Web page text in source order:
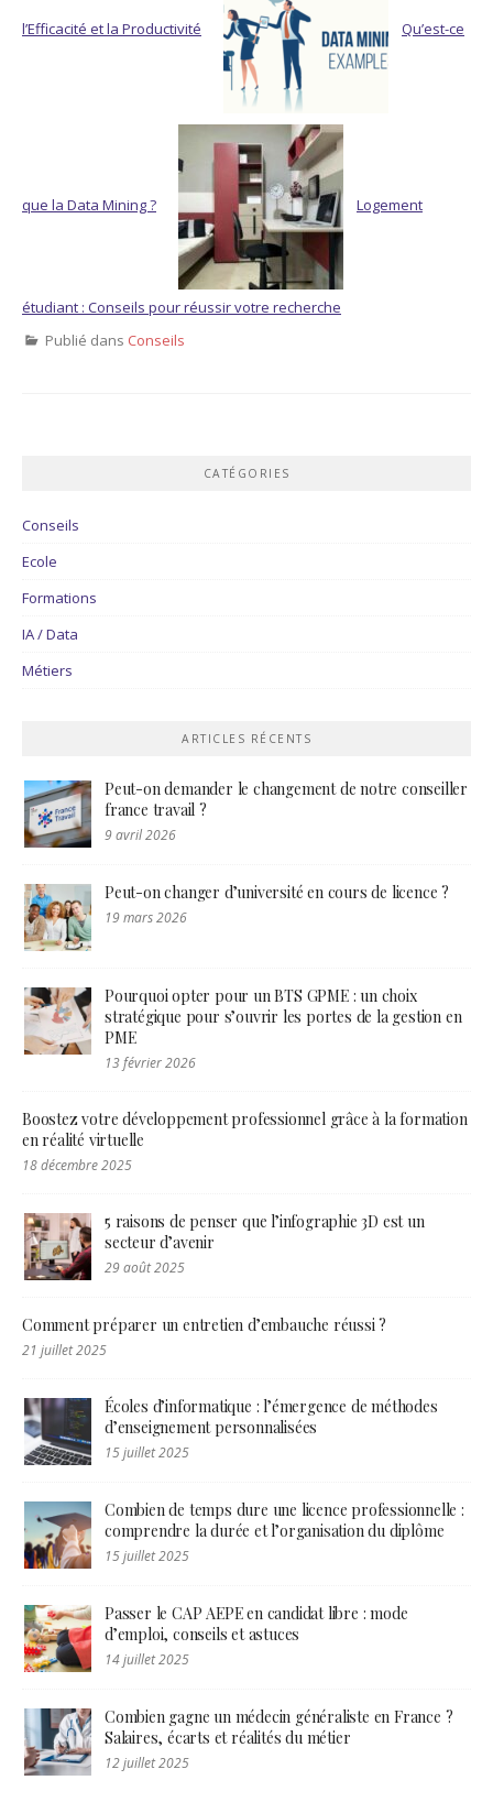
l’Efficacité et la Productivité Qu’est-ce
que la Data Mining ? Logement
étudiant : Conseils pour réussir votre recherche
Publié dans Conseils
CATÉGORIES
Conseils
Ecole
Formations
IA / Data
Métiers
ARTICLES RÉCENTS
Peut-on demander le changement de notre conseiller
france travail ?
9 avril 2026
Peut-on changer d’université en cours de licence ?
19 mars 2026
Pourquoi opter pour un BTS GPME : un choix
stratégique pour s’ouvrir les portes de la gestion en
PME
13 février 2026
Boostez votre développement professionnel grâce à la formation
en réalité virtuelle
18 décembre 2025
5 raisons de penser que l’infographie 3D est un
secteur d’avenir
29 août 2025
Comment préparer un entretien d’embauche réussi ?
21 juillet 2025
Écoles d’informatique : l’émergence de méthodes
d’enseignement personnalisées
15 juillet 2025
Combien de temps dure une licence professionnelle :
comprendre la durée et l’organisation du diplôme
15 juillet 2025
Passer le CAP AEPE en candidat libre : mode
d’emploi, conseils et astuces
14 juillet 2025
Combien gagne un médecin généraliste en France ?
Salaires, écarts et réalités du métier
12 juillet 2025